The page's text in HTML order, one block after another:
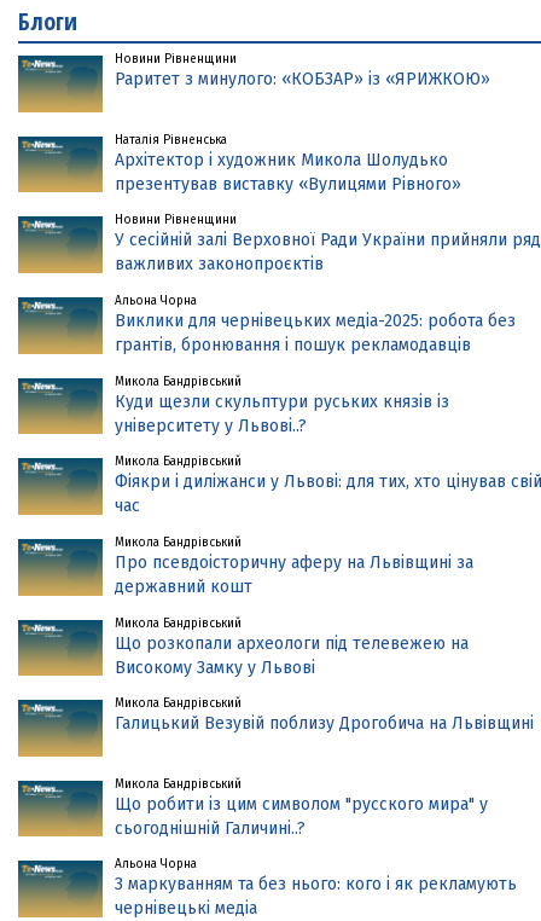
Блоги
Новини Рівненщини
Раритет з минулого: «КОБЗАР» із «ЯРИЖКОЮ»
Наталія Рівненська
Архітектор і художник Микола Шолудько
презентував виставку «Вулицями Рівного»
Новини Рівненщини
У сесійній залі Верховної Ради України прийняли ряд
важливих законопроєктів
Альона Чорна
Виклики для чернівецьких медіа-2025: робота без
грантів, бронювання і пошук рекламодавців
Микола Бандрівський
Куди щезли скульптури руських князів із
університету у Львові..?
Микола Бандрівський
Фіякри і диліжанси у Львові: для тих, хто цінував свій
час
Микола Бандрівський
Про псевдоісторичну аферу на Львівщині за
державний кошт
Микола Бандрівський
Що розкопали археологи під телевежею на
Високому Замку у Львові
Микола Бандрівський
Галицький Везувій поблизу Дрогобича на Львівщині
Микола Бандрівський
Що робити із цим символом "русского мира" у
сьогоднішній Галичині..?
Альона Чорна
З маркуванням та без нього: кого і як рекламують
чернівецькі медіа